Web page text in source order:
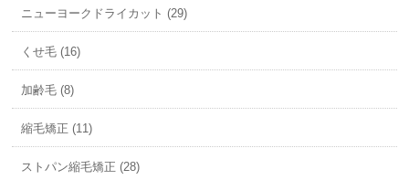
ニューヨークドライカット (29)
くせ毛 (16)
加齢毛 (8)
縮毛矯正 (11)
ストパン縮毛矯正 (28)